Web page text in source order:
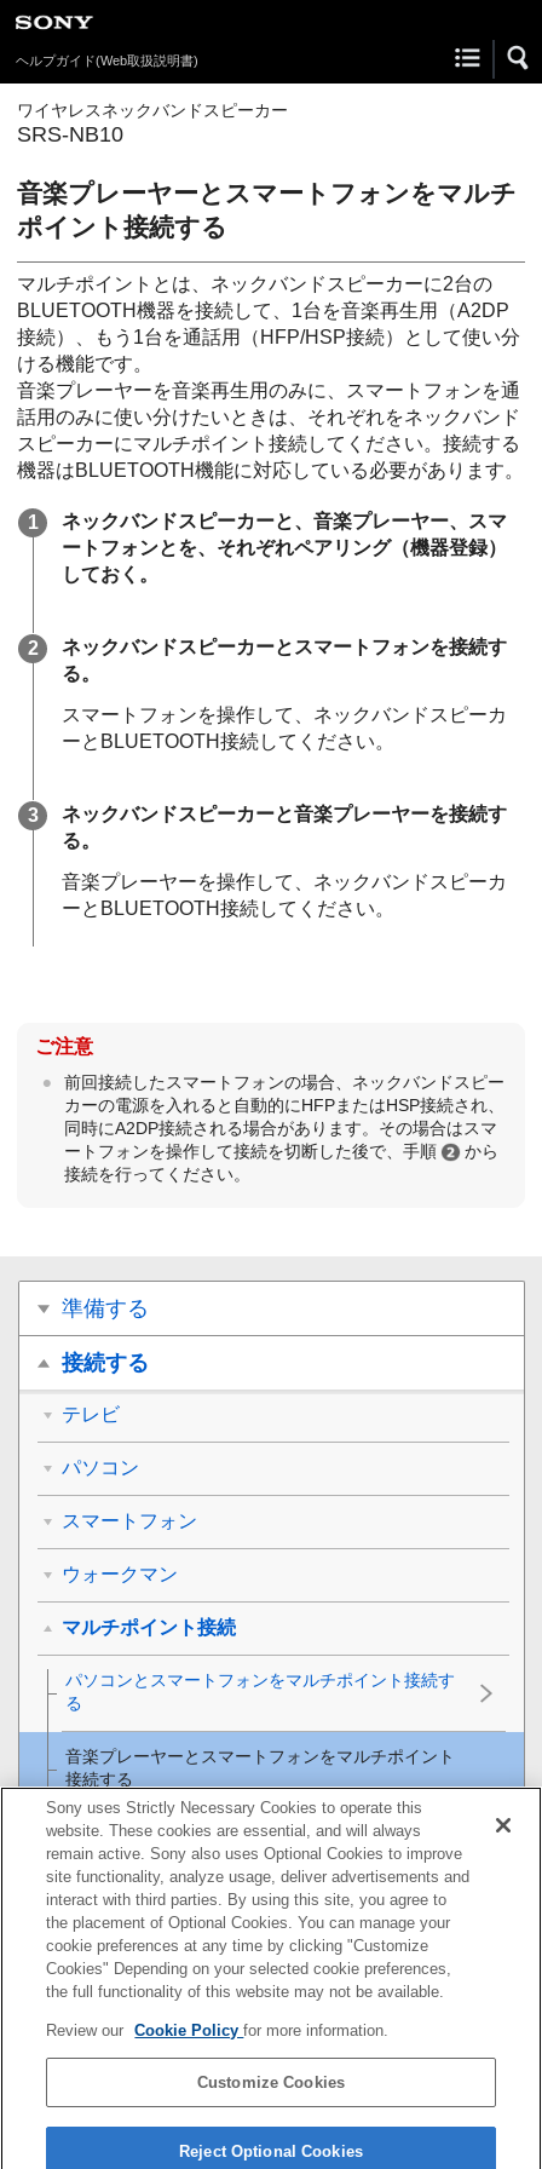
ヘルプガイド(Web取扱説明書)
ワイヤレスネックバンドスピーカー
SRS-NB10
音楽プレーヤーとスマートフォンをマルチ
ポイント接続する
マルチポイントとは、ネックバンドスピーカーに2台の
BLUETOOTH機器を接続して、1台を音楽再生用（A2DP
接続）、もう1台を通話用（HFP/HSP接続）として使い分
ける機能です。
音楽プレーヤーを音楽再生用のみに、スマートフォンを通
話用のみに使い分けたいときは、それぞれをネックバンド
スピーカーにマルチポイント接続してください。接続する
機器はBLUETOOTH機能に対応している必要があります。
ネックバンドスピーカーと、音楽プレーヤー、スマ
ートフォンとを、それぞれペアリング（機器登録）
しておく。
ネックバンドスピーカーとスマートフォンを接続す
る。
スマートフォンを操作して、ネックバンドスピーカ
ーとBLUETOOTH接続してください。
ネックバンドスピーカーと音楽プレーヤーを接続す
る。
音楽プレーヤーを操作して、ネックバンドスピーカ
ーとBLUETOOTH接続してください。
ご注意
前回接続したスマートフォンの場合、ネックバンドスピー
カーの電源を入れると自動的にHFPまたはHSP接続され、
同時にA2DP接続される場合があります。その場合はスマ
ートフォンを操作して接続を切断した後で、手順
から
接続を行ってください。
準備する
接続する
テレビ
パソコン
スマートフォン
ウォークマン
マルチポイント接続
パソコンとスマートフォンをマルチポイント接続す
る
音楽プレーヤーとスマートフォンをマルチポイント
接続する
Android搭載スマートフォン2台をマルチポイント接
続する
Android搭載スマートフォンとiPhoneをマルチポイン
ト接続する
音楽を聞く
通話する
困ったときは／よくある質問
Sony uses Strictly Necessary Cookies to operate this
website. These cookies are essential, and will always
remain active. Sony also uses Optional Cookies to improve
site functionality, analyze usage, deliver advertisements and
interact with third parties. By using this site, you agree to
the placement of Optional Cookies. You can manage your
cookie preferences at any time by clicking "Customize
Cookies" Depending on your selected cookie preferences,
the full functionality of this website may not be available.
Review our Cookie Policyfor more information.
Customize Cookies
Reject Optional Cookies